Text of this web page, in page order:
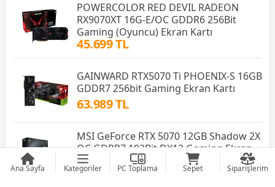
Ana Sayfa Kategoriler PC Toplama Sepet Siparişlerim
POWERCOLOR RED DEVIL RADEON
RX9070XT 16G-E/OC GDDR6 256Bit
Gaming (Oyuncu) Ekran Kartı
45.699 TL
GAINWARD RTX5070 Ti PHOENIX-S 16GB
GDDR7 256bit Gaming Ekran Kartı
63.989 TL
MSI GeForce RTX 5070 12GB Shadow 2X
OC GDRR7 192Bit DX12 Gaming Ekran
Kartı
47.069 TL